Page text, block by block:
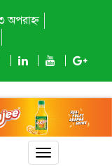
অপরাহ্ন
Toggle